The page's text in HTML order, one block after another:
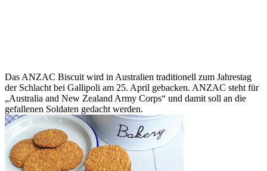
Das ANZAC Biscuit wird in Australien traditionell zum Jahrestag
der Schlacht bei Gallipoli am 25. April gebacken. ANZAC steht für
„Australia and New Zealand Army Corps“ und damit soll an die
gefallenen Soldaten gedacht werden.